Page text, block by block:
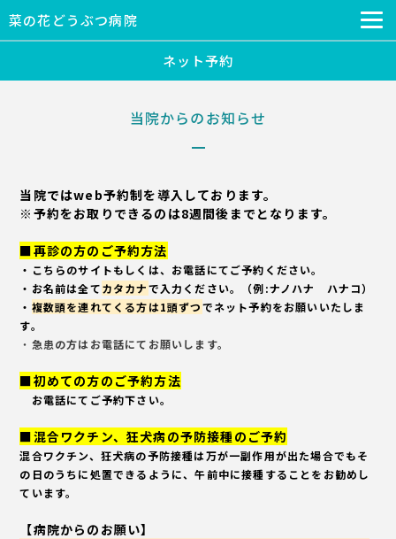
菜の花どうぶつ病院
ネット予約
当院からのお知らせ
当院ではweb予約制を導入しております。
※予約をお取りできるのは8週間後までとなります。
■再診の方のご予約方法
・こちらのサイトもしくは、 お電話にてご予約ください。
・お名前は全てカタカナで入力ください。（例:ナノハナ ハナコ）
・ 複数頭を連れてくる方は1頭ずつでネット予約をお願いいたしま
す。
・ 急患の方はお電話にてお願いします。
■初めての方のご予約方法
お電話にてご予約下さい。
■混合ワクチン、狂犬病の予防接種のご予約
混合ワクチン、狂犬病の予防接種は万が一副作用が出た場合でもそ
の日のうちに処置できるように、午前中に接種することをお勧めし
ています。
【病院からのお願い】